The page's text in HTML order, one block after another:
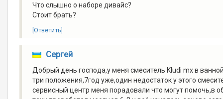
Что слышно о наборе дивайс?
Стоит брать?
[Ответить]
Сергей
Добрый день господа,у меня смеситель Kludi mx в
три положения,7год уже,один недостаток у этого
сервисный центр меня порадовали что могут помочь,в